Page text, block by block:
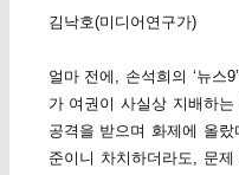
김낙호(미디어연구가)
얼마 전에, 손석희의 ‘뉴스
가 여권이 사실상 지배하
공격을 받으며 화제에 올
준이니 차치하더라도, 문